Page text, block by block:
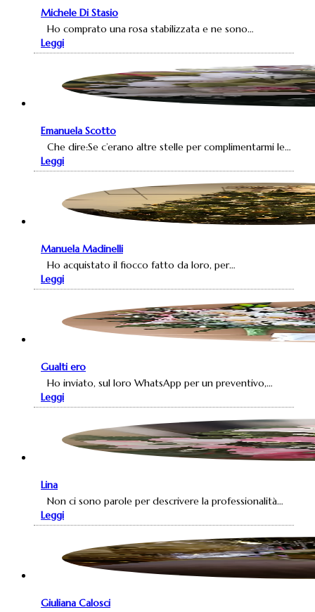
Michele Di Stasio
Ho comprato una rosa stabilizzata e ne sono…
Leggi
Emanuela Scotto
Che dire:Se c’erano altre stelle per complimentarmi le…
Leggi
Manuela Madinelli
Ho acquistato il fiocco fatto da loro, per…
Leggi
Gualti ero
Ho inviato, sul loro WhatsApp per un preventivo,…
Leggi
Lina
Non ci sono parole per descrivere la professionalità…
Leggi
Giuliana Calosci